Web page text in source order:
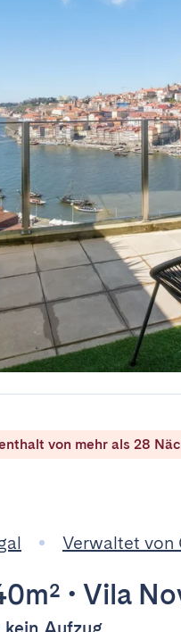
von mehr als 28
Verwaltet von
• Vila